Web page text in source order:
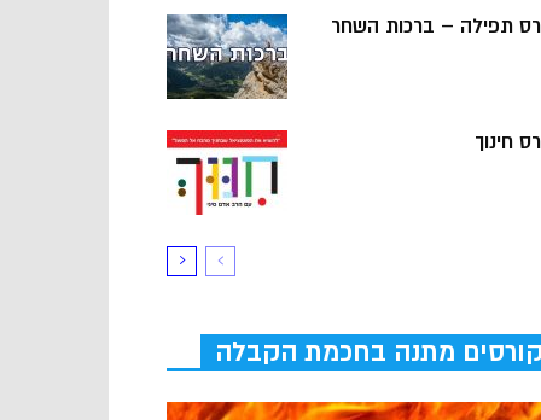
תפילה – ברכות השחר
חינוך
קורסים מתנה בחכמת הקבלה